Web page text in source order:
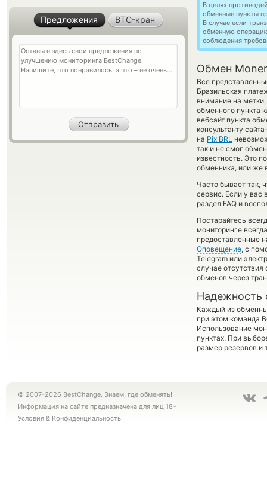
В целях
обменные пункты
В случае если
обменную
соблюдения
Обмен
Все
Бразильская
внимание на
обменного пункта
вебсайт пункта
консультанту
на Pix BRL
так и не смог
известность. Это
обменника, или же
Часто бывает так,
сервис. Если у вас
раздел FAQ и
Постарайтесь
мониторинге
предоставленные
Оповещение, с
Telegram или
случае
обменов через
Надежность
Каждый из
при этом команда
Использование
пунктах. При
размер резервов и
Предложения BTC-кран
© 2007-2026 BestChange. Знаем, где обменять!
Информация на сайте предназначена для лиц 18+
Условия & Конфиденциальность